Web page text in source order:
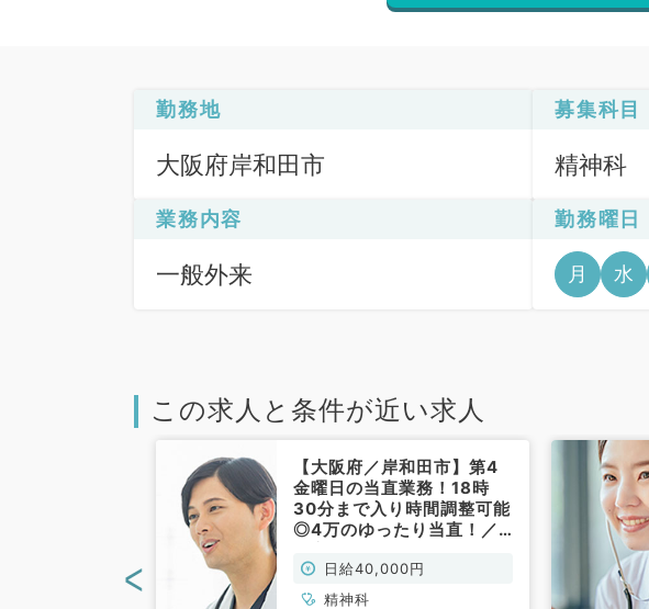
勤務地
大阪府岸和田市
募集科目
精神科
業務内容
一般外来
勤務曜日
月 水
この求人と条件が近い求人
【大阪府／岸和田市】第4
金曜日の当直業務！18時
30分まで入り時間調整可能
◎4万のゆったり当直！／
◎（精神科／非常勤）
日給40,000円
精神科
<